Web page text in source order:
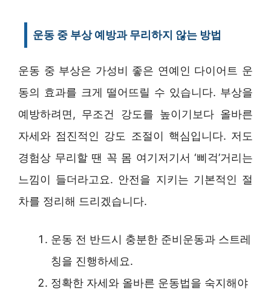
운동 중 부상 예방과 무리하지 않는 방법
운동 중 부상은 가성비 좋은 연예인 다이어트 운
동의 효과를 크게 떨어뜨릴 수 있습니다. 부상을
예방하려면, 무조건 강도를 높이기보다 올바른
자세와 점진적인 강도 조절이 핵심입니다. 저도
경험상 무리할 땐 꼭 몸 여기저기서 ‘삐걱’거리는
느낌이 들더라고요. 안전을 지키는 기본적인 절
차를 정리해 드리겠습니다.
운동 전 반드시 충분한 준비운동과 스트레
칭을 진행하세요.
정확한 자세와 올바른 운동법을 숙지해야